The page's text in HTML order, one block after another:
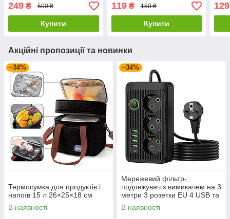
249 ₴ 500 ₴
Купити
119₴ 150 ₴
Купити
129
Акційні пропозиції та новинки
–34%
Термосумка для продуктів і
напоїв 15 л 26×25×18 см
В наявності
–34%
Мережевий фільтр-
подовжувач з вимикачем на 3
метри 3 розетки EU 4 USB та
Type-C PD
В наявності